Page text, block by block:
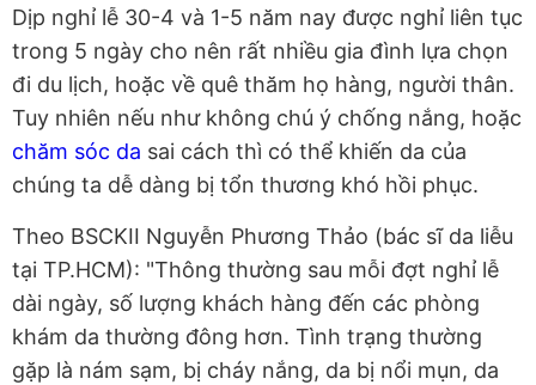
Dịp nghỉ lễ 30-4 và 1-5 năm nay được nghỉ liên tục
trong 5 ngày cho nên rất nhiều gia đình lựa chọn
đi du lịch, hoặc về quê thăm họ hàng, người thân.
Tuy nhiên nếu như không chú ý chống nắng, hoặc
chăm sóc da sai cách thì có thể khiến da của
chúng ta dễ dàng bị tổn thương khó hồi phục.
Theo BSCKII Nguyễn Phương Thảo (bác sĩ da liễu
tại TP.HCM): "Thông thường sau mỗi đợt nghỉ lễ
dài ngày, số lượng khách hàng đến các phòng
khám da thường đông hơn. Tình trạng thường
gặp là nám sạm, bị cháy nắng, da bị nổi mụn, da